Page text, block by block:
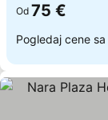
Od 75 €
Pogledaj cene sa